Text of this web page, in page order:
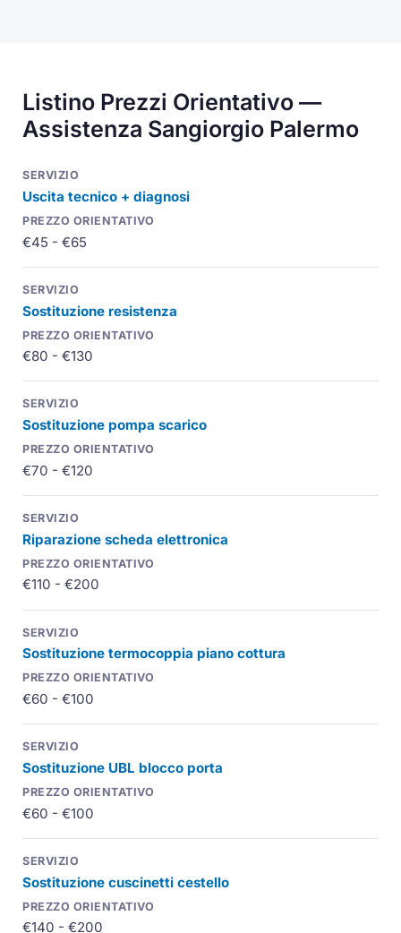
Listino Prezzi Orientativo —
Assistenza Sangiorgio Palermo
Uscita tecnico + diagnosi
€45 - €65
Sostituzione resistenza
€80 - €130
Sostituzione pompa scarico
€70 - €120
Riparazione scheda elettronica
€110 - €200
Sostituzionetermocoppia piano cottura
€60 - €100
Sostituzione UBL blocco porta
€60 - €100
Sostituzione cuscinetti cestello
€140 - €200